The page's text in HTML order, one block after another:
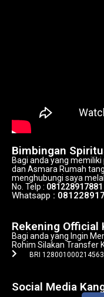
Bimbingan
Bagi anda yang
dan Asmara Rumah
menghubungi saya
No. Telp : 081228917881
Whatsapp :
Rekening Official
Bagi anda yang Ingin
Rohim Silakan Transfer
BRI
Social Media